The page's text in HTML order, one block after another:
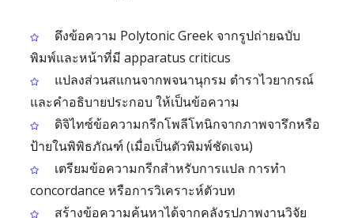
ดึงข้อความ Polytonic Greek จากรูปถ่ายฉบับ
พิมพ์และหน้าที่มี apparatus criticus
แปลงส่วนสแกนจากพจนานุกรม ตำราไวยากรณ์
และคำอธิบายประกอบ ให้เป็นข้อความ
ดิจิไทซ์ข้อความกรีกโพลีโทนิกจากภาพจารึกหรือ
ป้ายในพิพิธภัณฑ์ (เมื่อเป็นตัวพิมพ์ชัดเจน)
เตรียมข้อความกรีกสำหรับการแปล การทำ
concordance หรือการวิเคราะห์ตัวบท
สร้างข้อความค้นหาได้จากคลังรูปภาพงานวิจัย